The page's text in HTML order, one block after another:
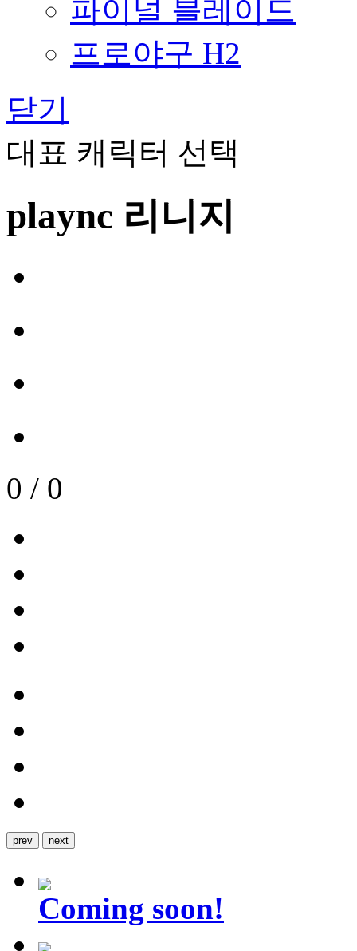
파이널 블레이드
프로야구 H2
닫기
대표 캐릭터 선택
plaync 리니지
0 / 0
prev next
Coming soon!